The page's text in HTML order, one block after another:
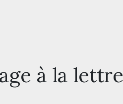
à la lettre